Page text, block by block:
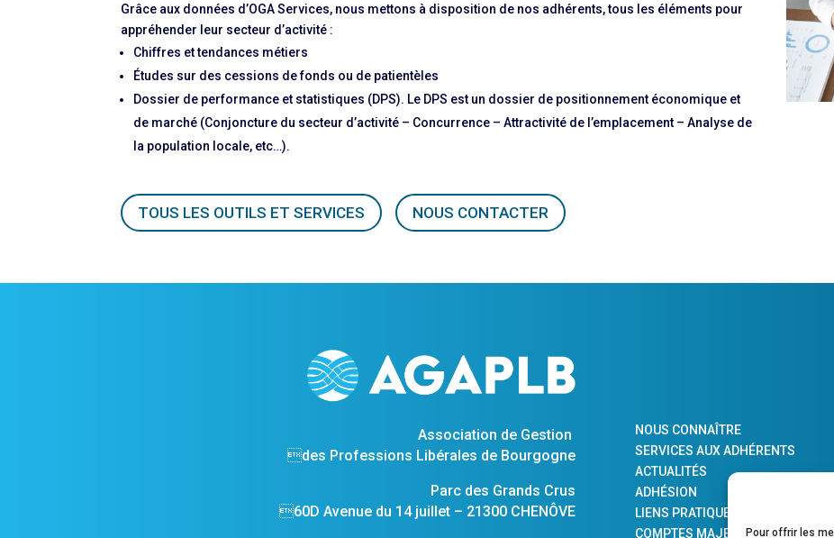
Pour offrir les
Grâce aux données d’OGA Services, nous mettons à disposition de nos adhérents, tous les éléments pour
appréhender leur secteur d’activité :
Chiffres et tendances métiers
Études sur des cessions de fonds ou de patientèles
Dossier de performance et statistiques (DPS). Le DPS est un dossier de positionnement économique et
de marché (Conjoncture du secteur d’activité – Concurrence – Attractivité de l’emplacement – Analyse de
la population locale, etc…).
TOUS LES OUTILS ET SERVICES NOUS CONTACTER
Association de Gestion
des Professions Libérales de Bourgogne
Parc des Grands Crus
60D Avenue du 14 juillet – 21300 CHENÔVE
NOUS CONNAÎTRE
SERVICES AUX ADHÉRENTS
ACTUALITÉS
ADHÉSION
LIENS PRATIQUES
COMPTES MAJEURS PROTÉGÉS